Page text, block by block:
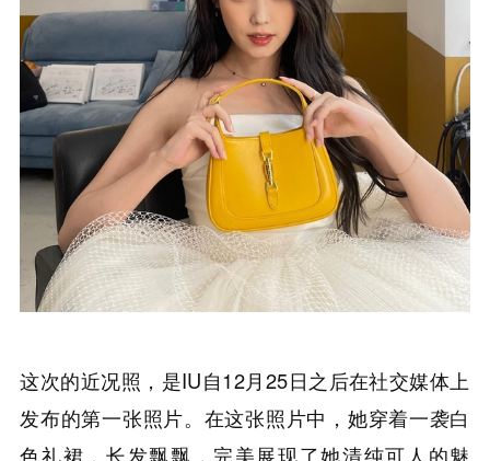
这次的近况照，是IU自12月25日之后在社交媒体上
发布的第一张照片。在这张照片中，她穿着一袭白
色礼裙，长发飘飘，完美展现了她清纯可人的魅